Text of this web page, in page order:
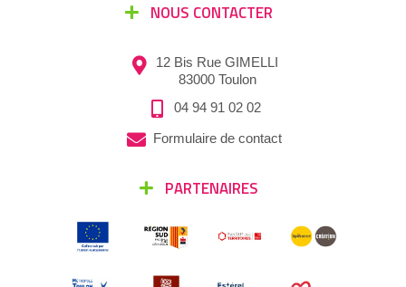
NOUS CONTACTER
12 Bis Rue GIMELLI
83000 Toulon
04 94 91 02 02
Formulaire de contact
PARTENAIRES